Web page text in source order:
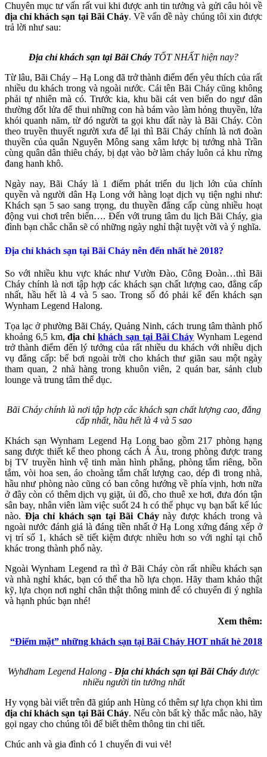
Chuyên mục tư vấn rất vui khi được anh tin tưởng và gửi câu hỏi về
địa chỉ khách sạn tại Bãi Cháy. Về vấn đề này chúng tôi xin được
trả lời như sau:
Địa chỉ khách sạn tại Bãi Cháy TỐT NHẤT hiện nay?
Từ lâu, Bãi Cháy – Hạ Long đã trở thành điểm đến yêu thích của rất
nhiều du khách trong và ngoài nước. Cái tên Bãi Cháy cũng không
phải tự nhiên mà có. Trước kia, khu bãi cát ven biển do ngư dân
thường đốt lửa để thui những con hà bám vào làm hỏng thuyền, lửa
khói quanh năm, từ đó người ta gọi khu đất này là Bãi Cháy. Còn
theo truyền thuyết người xưa để lại thì Bãi Cháy chính là nơi đoàn
thuyền của quân Nguyên Mông sang xâm lược bị tướng nhà Trần
cùng quân dân thiêu cháy, bị dạt vào bờ làm cháy luôn cả khu rừng
đang hanh khô.
Ngày nay, Bãi Cháy là 1 điểm phát triển du lịch lớn của chính
quyền và người dân Hạ Long với hàng loạt dịch vụ tiện nghi như:
Khách sạn 5 sao sang trọng, du thuyền đẳng cấp cùng nhiều hoạt
động vui chơi trên biển…. Đến với trung tâm du lịch Bãi Cháy, gia
đình bạn chắc chắn sẽ có những ngày nghỉ thật tuyệt vời và ý nghĩa.
Địa chỉ khách sạn tại Bãi Cháy nên đến nhất hè 2018?
So với nhiều khu vực khác như Vườn Đào, Công Đoàn…thì Bãi
Cháy chính là nơi tập hợp các khách sạn chất lượng cao, đẳng cấp
nhất, hầu hết là 4 và 5 sao. Trong số đó phải kể đến khách sạn
Wynham Legend Halong.
Tọa lạc ở phường Bãi Cháy, Quảng Ninh, cách trung tâm thành phố
khoảng 6,5 km,địa chỉkhách sạn tại Bãi Cháy Wynham Legend
trở thành điểm đến lý tưởng của rất nhiều du khách với nhiều dịch
vụ đẳng cấp: bể bơi ngoài trời cho khách thư giãn sau một ngày
tham quan, 2 nhà hàng trong khuôn viên, 2 quán bar, sảnh club
lounge và trung tâm thể dục.
Bãi Cháy chính là nơi tập hợp các khách sạn chất lượng cao, đẳng
cấp nhất, hầu hết là 4 và 5 sao
Khách sạn Wynham Legend Hạ Long bao gồm 217 phòng hạng
sang được thiết kế theo phong cách Á Âu, trong phòng được trang
bị TV truyền hình vệ tinh màn hình phẳng, phòng tắm riêng, bồn
tắm, vòi hoa sen, áo choàng tắm chất lượng cao, dép đi trong nhà,
hầu như phòng nào cũng có ban công hướng về phía vịnh, hơn nữa
ở đây còn có thêm dịch vụ giặt, ủi đồ, cho thuê xe hơi, đưa đón tận
sân bay, nhân viên làm việc suốt 24 h có thể phục vụ bạn bất kể lúc
nào. Địa chỉ khách sạn tại Bãi Cháynày được khách trong và
ngoài nước đánh giá là đáng tiền nhất ở Hạ Long xứng đáng xếp ở
vị trí số 1, khách sẽ tiết kiệm được nhiều hơn so với nghỉ tại chỗ
khác trong thành phố này.
Ngoài Wynham Legend ra thì ở Bãi Cháy còn rất nhiều khách sạn
và nhà nghỉ khác, bạn có thể tha hồ lựa chọn. Hãy tham khảo thật
kỹ, lựa chọn nơi nghỉ chân thật thông minh để có chuyến đi ý nghĩa
và hạnh phúc bạn nhé!
Xem thêm:
“Điểm mặt” những khách sạn tại Bãi Cháy HOT nhất hè 2018
Wyhdham Legend Halong - Địa chỉ khách sạn tại Bãi Cháy được
nhiều người tin tưởng nhất
Hy vọng bài viết trên đã giúp anh Hùng có thêm sự lựa chọn khi tìm
địa chỉ khách sạn tại Bãi Cháy. Nếu còn bất kỳ thắc mắc nào, hãy
gọi ngay cho chúng tôi để biết thêm thông tin chi tiết.
Chúc anh và gia đình có 1 chuyến đi vui vẻ!